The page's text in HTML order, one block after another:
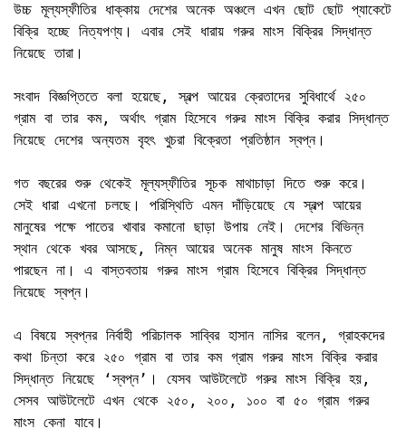
উচ্চ মূল্যস্ফীতির ধাক্কায় দেশের অনেক অঞ্চলে এখন ছোট ছোট প্যাকেটে
বিক্রি হচ্ছে নিত্যপণ্য। এবার সেই ধারায় গরুর মাংস বিক্রির সিদ্ধান্ত
নিয়েছে তারা।
সংবাদ বিজ্ঞপ্তিতে বলা হয়েছে, স্বল্প আয়ের ক্রেতাদের সুবিধার্থে ২৫০
গ্রাম বা তার কম, অর্থাৎ গ্রাম হিসেবে গরুর মাংস বিক্রি করার সিদ্ধান্ত
নিয়েছে দেশের অন্যতম বৃহৎ খুচরা বিক্রেতা প্রতিষ্ঠান স্বপ্ন।
গত বছরের শুরু থেকেই মূল্যস্ফীতির সূচক মাথাচাড়া দিতে শুরু করে।
সেই ধারা এখনো চলছে। পরিস্থিতি এমন দাঁড়িয়েছে যে স্বল্প আয়ের
মানুষের পক্ষে পাতের খাবার কমানো ছাড়া উপায় নেই। দেশের বিভিন্ন
স্থান থেকে খবর আসছে, নিম্ন আয়ের অনেক মানুষ মাংস কিনতে
পারছেন না। এ বাস্তবতায় গরুর মাংস গ্রাম হিসেবে বিক্রির সিদ্ধান্ত
নিয়েছে স্বপ্ন।
এ বিষয়ে স্বপ্নর নির্বাহী পরিচালক সাব্বির হাসান নাসির বলেন, গ্রাহকদের
কথা চিন্তা করে ২৫০ গ্রাম বা তার কম গ্রাম গরুর মাংস বিক্রি করার
সিদ্ধান্ত নিয়েছে ‘স্বপ্ন’। যেসব আউটলেটে গরুর মাংস বিক্রি হয়,
সেসব আউটলেটে এখন থেকে ২৫০, ২০০, ১০০ বা ৫০ গ্রাম গরুর
মাংস কেনা যাবে।